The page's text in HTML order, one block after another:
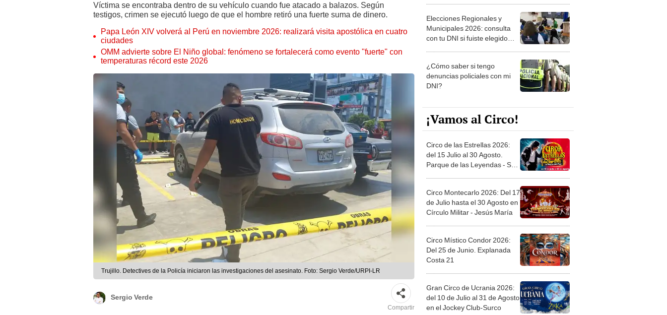
Víctima se encontraba dentro de su vehículo cuando fue atacado a balazos. Según
testigos, crimen se ejecutó luego de que el hombre retiró una fuerte suma de dinero.
Papa León XIV volverá al Perú en noviembre 2026: realizará visita apostólica en cuatro
ciudades
OMM advierte sobre El Niño global: fenómeno se fortalecerá como evento "fuerte" con
temperaturas récord este 2026
Trujillo. Detectives de la Policía iniciaron las investigaciones del asesinato. Foto: Sergio Verde/URPI-LR
Sergio Verde
Compartir
Elecciones Regionales y
Municipales 2026: consulta
con tu DNI si fuiste elegido
la ONPE
¿Cómo saber si tengo
denuncias policiales con mi
DNI?
¡Vamos al Circo!
Circo de las Estrellas 2026:
del 15 Julio al 30 Agosto.
Parque de las Leyendas - San
Circo Montecarlo 2026: Del 17
de Julio hasta el 30 Agosto en
Círculo Militar - Jesús María
Circo Místico Condor 2026:
Del 25 de Junio. Explanada
Costa 21
Gran Circo de Ucrania 2026:
del 10 de Julio al 31 de Agosto
en el Jockey Club-Surco